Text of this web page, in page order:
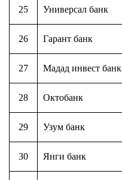
25 Универсал банк
26 Гарант банк
27 Мадад инвест банк
28 Октобанк
29 Узум банк
30 Янги банк